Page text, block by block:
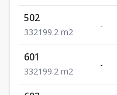
502
332199.2 m2
-
601
332199.2 m2
-